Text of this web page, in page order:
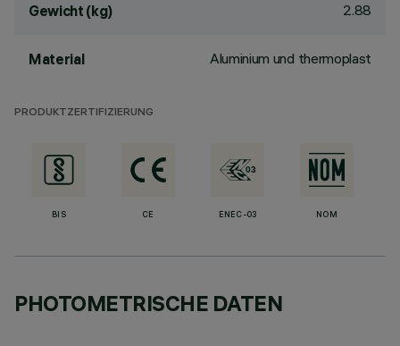
Gewicht (kg) 2.88
Material Aluminium und thermoplast
PRODUKTZERTIFIZIERUNG
BIS CE ENEC-03 NOM
PHOTOMETRISCHE DATEN